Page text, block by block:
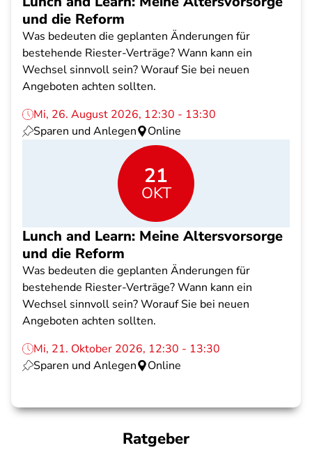
und die Reform
Was bedeuten die geplanten Änderungen für
bestehende Riester-Verträge? Wann kann ein
Wechsel sinnvoll sein? Worauf Sie bei neuen
Angeboten achten sollten.
Mi, 26. August 2026, 12:30 - 13:30
Sparen und Anlegen
Online
21
OKT
Lunch and Learn: Meine Altersvorsorge
und die Reform
Was bedeuten die geplanten Änderungen für
bestehende Riester-Verträge? Wann kann ein
Wechsel sinnvoll sein? Worauf Sie bei neuen
Angeboten achten sollten.
Mi, 21. Oktober 2026, 12:30 - 13:30
Sparen und Anlegen
Online
Ratgeber